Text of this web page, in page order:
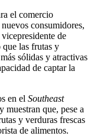
el comercio
consumidores,
de
que las frutas y
sólidas y atractivas
de captar la
en el Southeast
y muestran que, pese a
y verduras frescas
de alimentos.